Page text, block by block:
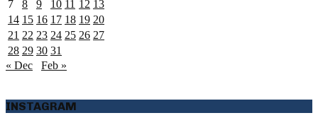
7
8 9 10 11 12 13
14 15 16 17 18 19 20
21 22 23 24 25 26 27
28 29 30 31
« Dec
Feb »
INSTAGRAM